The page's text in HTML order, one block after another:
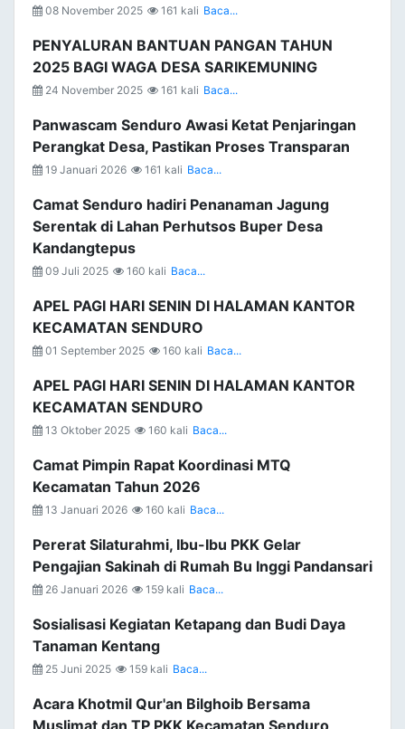
08 November 2025 161 kali Baca...
PENYALURAN BANTUAN PANGAN TAHUN
2025 BAGI WAGA DESA SARIKEMUNING
24 November 2025 161 kali Baca...
Panwascam Senduro Awasi Ketat Penjaringan
Perangkat Desa, Pastikan Proses Transparan
19 Januari 2026 161 kali Baca...
Camat Senduro hadiri Penanaman Jagung
Serentak di Lahan Perhutsos Buper Desa
Kandangtepus
09 Juli 2025 160 kali Baca...
APEL PAGI HARI SENIN DI HALAMAN KANTOR
KECAMATAN SENDURO
01 September 2025 160 kali Baca...
APEL PAGI HARI SENIN DI HALAMAN KANTOR
KECAMATAN SENDURO
13 Oktober 2025 160 kali Baca...
Camat Pimpin Rapat Koordinasi MTQ
Kecamatan Tahun 2026
13 Januari 2026 160 kali Baca...
Pererat Silaturahmi, Ibu-Ibu PKK Gelar
Pengajian Sakinah di Rumah Bu Inggi Pandansari
26 Januari 2026 159 kali Baca...
Sosialisasi Kegiatan Ketapang dan Budi Daya
Tanaman Kentang
25 Juni 2025 159 kali Baca...
Acara Khotmil Qur'an Bilghoib Bersama
Muslimat dan TP PKK Kecamatan Senduro